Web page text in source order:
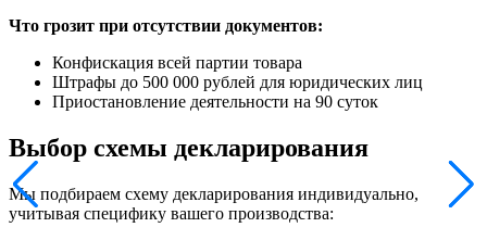
Что грозит при отсутствии документов:
Конфискация всей партии товара
Штрафы до 500 000 рублей для юридических лиц
Приостановление деятельности на 90 суток
Выбор схемы декларирования
Мы подбираем схему декларирования индивидуально,
учитывая специфику вашего производства: